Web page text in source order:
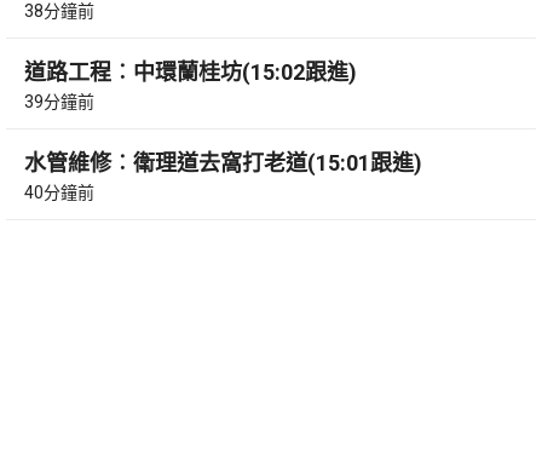
38分鐘前
道路工程︰中環蘭桂坊(15:02跟進)
39分鐘前
水管維修︰衛理道去窩打老道(15:01跟進)
40分鐘前